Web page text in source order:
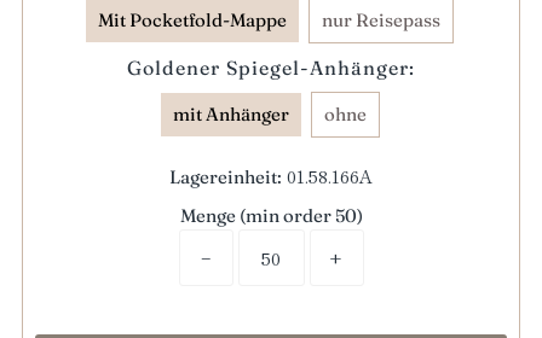
Mit Pocketfold-Mappe nur Reisepass
Goldener Spiegel-Anhänger:
mit Anhänger ohne
Lagereinheit: 01.58.166A
Menge (min order 50)
− +